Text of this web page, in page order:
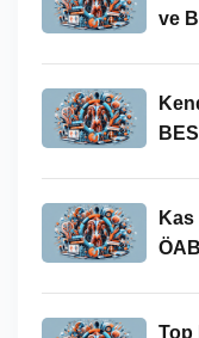
ve
Kas
Top